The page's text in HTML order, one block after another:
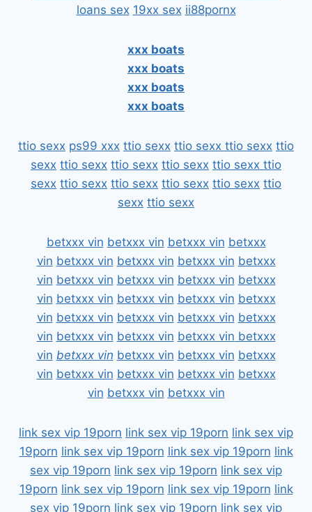
loans sex 19xx sex ii88pornx
xxx boats
xxx boats
xxx boats
xxx boats
ttio sexx ps99 xxx ttio sexx ttio sexx ttio sexx ttio
sexx ttio sexx ttio sexx ttio sexx ttio sexx ttio
sexx ttio sexx ttio sexx ttio sexx ttio sexx ttio
sexx ttio sexx
betxxx vin betxxx vin betxxx vin betxxx
vin betxxx vin betxxx vin betxxx vin betxxx
vin betxxx vin betxxx vin betxxx vin betxxx
vin betxxx vin betxxx vin betxxx vin betxxx
vin betxxx vin betxxx vin betxxx vin betxxx
vin betxxx vin betxxx vin betxxx vin betxxx
vin betxxx vin betxxx vin betxxx vin betxxx
vin betxxx vin betxxx vin betxxx vin betxxx
vin betxxx vin betxxx vin
link sex vip 19porn link sex vip 19porn link sex vip
19porn link sex vip 19porn link sex vip 19porn link
sex vip 19porn link sex vip 19porn link sex vip
19porn link sex vip 19porn link sex vip 19porn link
sex vip 19porn link sex vip 19porn link sex vip